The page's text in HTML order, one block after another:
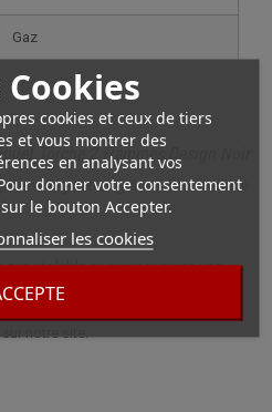
cookies et ceux de tiers
et vous montrer des
en analysant vos
donner votre consentement
le bouton Accepter.
les cookies
gaz
Torche 2 Flammes Design Noir
et cigarettes grâce à son système
son réglable en puissance via une
un bouton "lock" qui verrouille la
notre site.